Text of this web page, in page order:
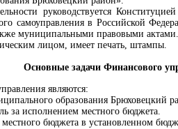
руководствуется
самоуправления в Российской
муниципальными правовыми актами.
лицом, имеет печать, штампы.
Основные задачи Финансового
являются:
образования Брюховецкий
за исполнением местного бюджета.
бюджета в установленном